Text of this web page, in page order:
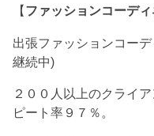
【 ファッションコーデ
出張ファッションコー
継続中)
２００人以上のクライ
ピート率９７％。